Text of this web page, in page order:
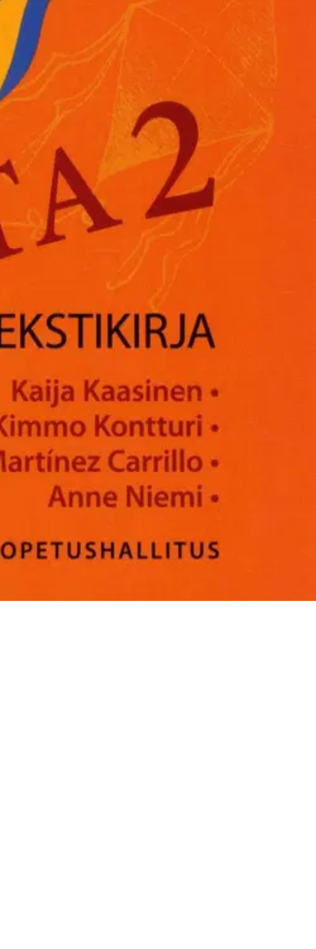
ovat mukana myös Cometa 1 -kirjassa esiintyneet
espanjankielisen maailman juhlaperinteisiin ja käydään